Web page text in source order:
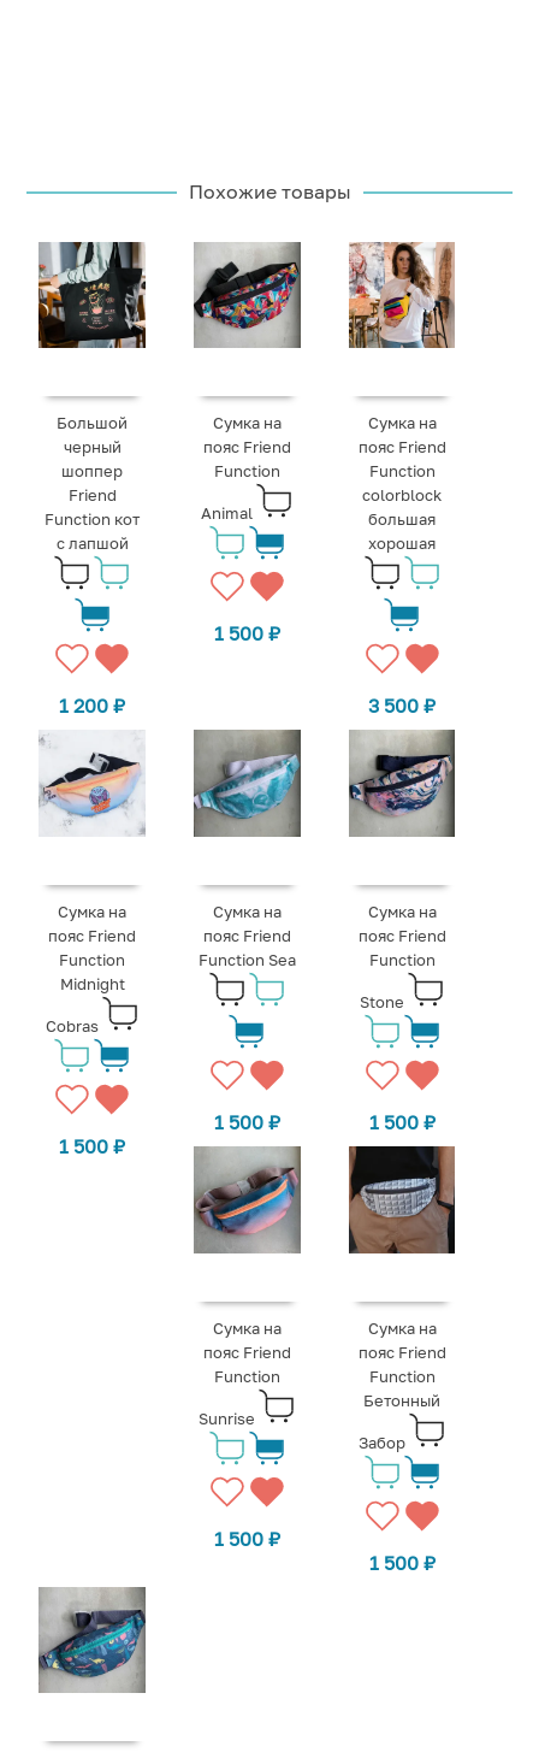
Похожие товары
Большой
черный
шоппер
Friend
Function кот
с лапшой
1 200₽
Сумка на
пояс Friend
Function
Animal
1 500 ₽
Сумка на
пояс Friend
Function
colorblock
большая
хорошая
3 500₽
Сумка на
пояс Friend
Function
Midnight
Cobras
1 500₽
Сумка на
пояс Friend
Function Sea
1 500 ₽
Сумка на
пояс Friend
Function
Stone
1 500 ₽
Сумка на
пояс Friend
Function
Sunrise
1 500 ₽
Сумка на
пояс Friend
Function
Бетонный
Забор
1 500 ₽